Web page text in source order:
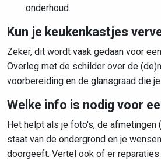
onderhoud.
Kun je keukenkastjes
Zeker, dit wordt vaak gedaan voor
Overleg met de schilder over de
voorbereiding en de glansgraad die
Welke info is nodig voor
Het helpt als je foto's, de afmetingen
staat van de ondergrond en je
doorgeeft. Vertel ook of er